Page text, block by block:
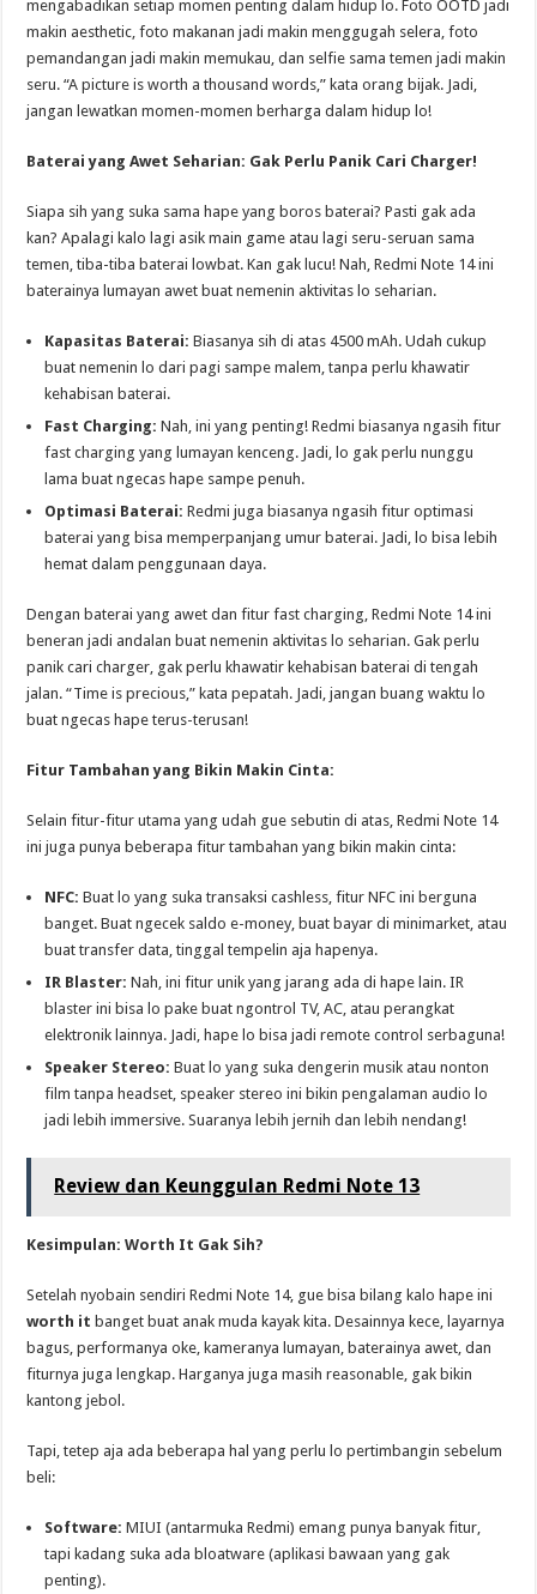
mengabadikan setiap momen penting dalam hidup lo. Foto OOTD jadi
makin aesthetic, foto makanan jadi makin menggugah selera, foto
pemandangan jadi makin memukau, dan selfie sama temen jadi makin
seru. “A picture is worth a thousand words,” kata orang bijak. Jadi,
jangan lewatkan momen-momen berharga dalam hidup lo!
Baterai yang Awet Seharian: Gak Perlu Panik Cari Charger!
Siapa sih yang suka sama hape yang boros baterai? Pasti gak ada
kan? Apalagi kalo lagi asik main game atau lagi seru-seruan sama
temen, tiba-tiba baterai lowbat. Kan gak lucu! Nah, Redmi Note 14 ini
baterainya lumayan awet buat nemenin aktivitas lo seharian.
Kapasitas Baterai: Biasanya sih di atas 4500 mAh. Udah cukup
buat nemenin lo dari pagi sampe malem, tanpa perlu khawatir
kehabisan baterai.
Fast Charging: Nah, ini yang penting! Redmi biasanya ngasih fitur
fast charging yang lumayan kenceng. Jadi, lo gak perlu nunggu
lama buat ngecas hape sampe penuh.
Optimasi Baterai: Redmi juga biasanya ngasih fitur optimasi
baterai yang bisa memperpanjang umur baterai. Jadi, lo bisa lebih
hemat dalam penggunaan daya.
Dengan baterai yang awet dan fitur fast charging, Redmi Note 14 ini
beneran jadi andalan buat nemenin aktivitas lo seharian. Gak perlu
panik cari charger, gak perlu khawatir kehabisan baterai di tengah
jalan. “Time is precious,” kata pepatah. Jadi, jangan buang waktu lo
buat ngecas hape terus-terusan!
Fitur Tambahan yang Bikin Makin Cinta:
Selain fitur-fitur utama yang udah gue sebutin di atas, Redmi Note 14
ini juga punya beberapa fitur tambahan yang bikin makin cinta:
NFC: Buat lo yang suka transaksi cashless, fitur NFC ini berguna
banget. Buat ngecek saldo e-money, buat bayar di minimarket, atau
buat transfer data, tinggal tempelin aja hapenya.
IR Blaster: Nah, ini fitur unik yang jarang ada di hape lain. IR
blaster ini bisa lo pake buat ngontrol TV, AC, atau perangkat
elektronik lainnya. Jadi, hape lo bisa jadi remote control serbaguna!
Speaker Stereo: Buat lo yang suka dengerin musik atau nonton
film tanpa headset, speaker stereo ini bikin pengalaman audio lo
jadi lebih immersive. Suaranya lebih jernih dan lebih nendang!
Review dan Keunggulan Redmi Note 13
Kesimpulan: Worth It Gak Sih?
Setelah nyobain sendiri Redmi Note 14, gue bisa bilang kalo hape ini
worth it banget buat anak muda kayak kita. Desainnya kece, layarnya
bagus, performanya oke, kameranya lumayan, baterainya awet, dan
fiturnya juga lengkap. Harganya juga masih reasonable, gak bikin
kantong jebol.
Tapi, tetep aja ada beberapa hal yang perlu lo pertimbangin sebelum
beli:
Software: MIUI (antarmuka Redmi) emang punya banyak fitur,
tapi kadang suka ada bloatware (aplikasi bawaan yang gak
penting).